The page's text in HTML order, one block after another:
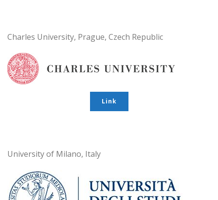
Charles University, Prague, Czech Republic
Link
University of Milano, Italy